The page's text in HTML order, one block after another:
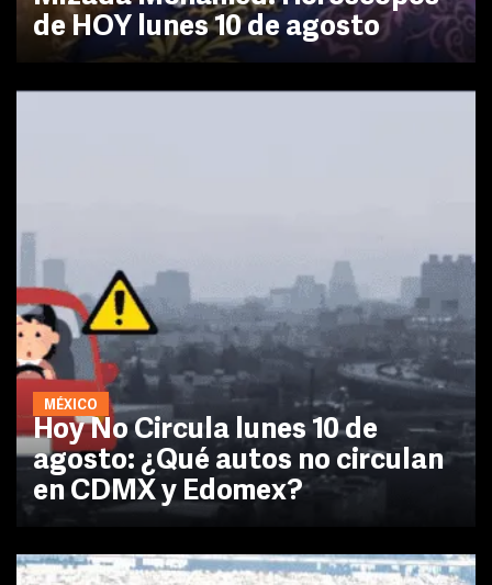
de HOY lunes 10 de agosto
MÉXICO
Hoy No Circula lunes 10 de
agosto: ¿Qué autos no circulan
en CDMX y Edomex?